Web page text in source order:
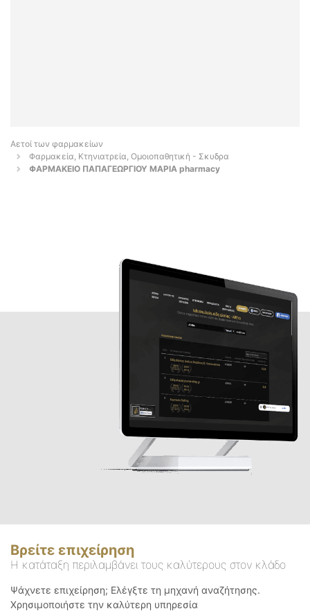
Αετοί των φαρμακείων
Φαρμακεία, Κτηνιατρεία, Ομοιοπαθητική - Σκυδρα
ΦΑΡΜΑΚΕΙΟ ΠΑΠΑΓΕΩΡΓΙΟΥ ΜΑΡΙΑ pharmacy
Βρείτε επιχείρηση
Η κατάταξη περιλαμβάνει τους καλύτερους στον κλάδο
Ψάχνετε επιχείρηση; Ελέγξτε τη μηχανή αναζήτησης.
Χρησιμοποιήστε την καλύτερη υπηρεσία